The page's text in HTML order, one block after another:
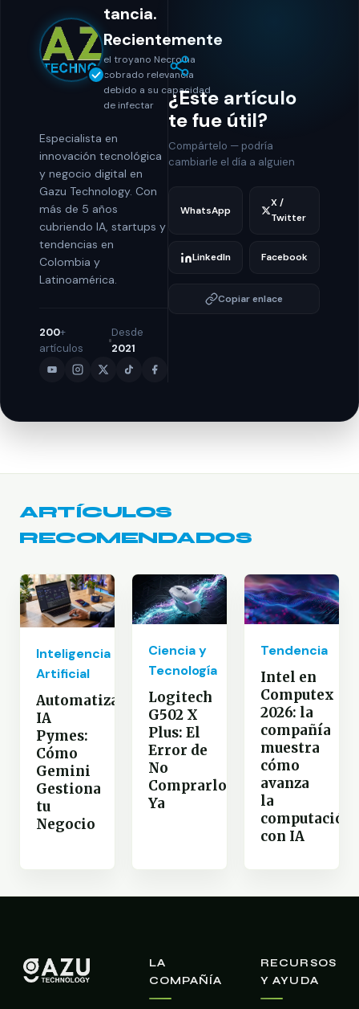
tancia.
Recientemente
el troyano Necro ha
cobrado relevancia
debido a su capacidad
de infectar
Especialista en
innovación tecnológica
y negocio digital en
Gazu Technology. Con
más de 5 años
cubriendo IA, startups y
tendencias en
Colombia y
Latinoamérica.
200+
artículos
Desde
2021
¿Este artículo
te fue útil?
Compártelo — podría
cambiarle el día a alguien
WhatsApp
X /
Twitter
LinkedIn Facebook
Copiar enlace
ARTÍCULOS
RECOMENDADOS
Inteligencia
Artificial
Automatización
IA
Pymes:
Cómo
Gemini
Gestiona
tu
Negocio
Ciencia y
Tecnología
Logitech
G502 X
Plus: El
Error de
No
Comprarlo
Ya
Tendencia
Intel en
Computex
2026: la
compañía
muestra
cómo
avanza
la
computación
con IA
LA
COMPAÑÍA
RECURSOS
Y AYUDA